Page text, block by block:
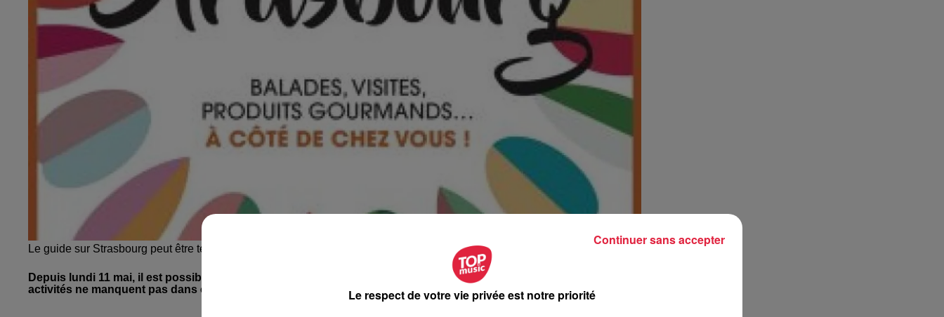
Le guide sur Strasbourg peut être téléchargé gratuitement. /@Petit Futé
Depuis lundi 11 mai, il est possible de circuler sans attestation dans un rayon de 100 km autour de chez soi. Et les
activités ne manquent pas dans ce périmètre ! Grâce au Petit Futé, on ne manque pas d’idées.
Le respect de votre vie privée est notre priorité
Continuer sans accepter